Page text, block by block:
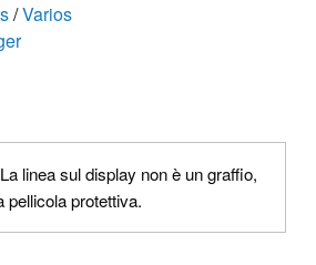
/Varios
linea sul display non è un graffio,
pellicola protettiva.